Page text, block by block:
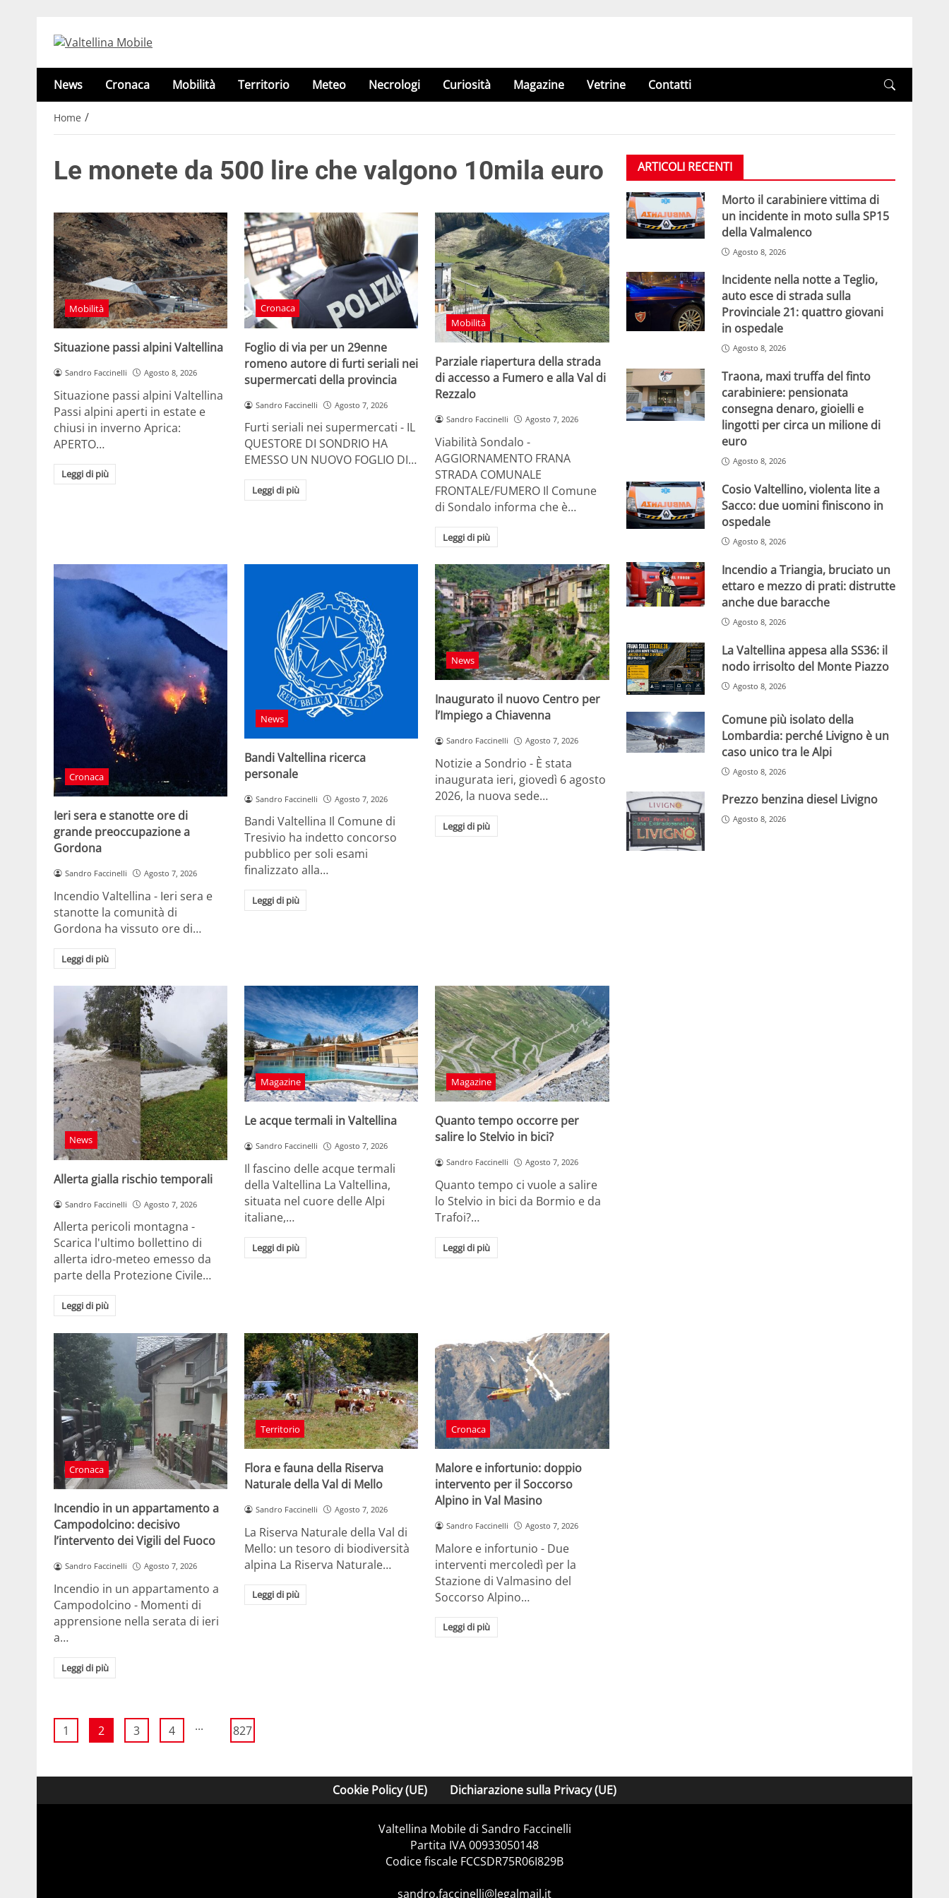
News Cronaca Mobilità Territorio Meteo Necrologi Curiosità Magazine Vetrine Contatti
Home /
Le monete da 500 lire che valgono 10mila euro
Mobilità
Situazione passi alpini Valtellina
Sandro Faccinelli Agosto 8, 2026
Situazione passi alpini Valtellina
Passi alpini aperti in estate e
chiusi in inverno Aprica:
APERTO…
Leggi di più
Cronaca
Foglio di via per un 29enne
romeno autore di furti seriali nei
supermercati della provincia
Sandro Faccinelli Agosto 7, 2026
Furti seriali nei supermercati - IL
QUESTORE DI SONDRIO HA
EMESSO UN NUOVO FOGLIO DI…
Leggi di più
Mobilità
Parziale riapertura della strada
di accesso a Fumero e alla Val di
Rezzalo
Sandro Faccinelli Agosto 7, 2026
Viabilità Sondalo -
AGGIORNAMENTO FRANA
STRADA COMUNALE
FRONTALE/FUMERO Il Comune
di Sondalo informa che è…
Leggi di più
Cronaca
Ieri sera e stanotte ore di
grande preoccupazione a
Gordona
Sandro Faccinelli Agosto 7, 2026
Incendio Valtellina - Ieri sera e
stanotte la comunità di
Gordona ha vissuto ore di…
Leggi di più
News
Bandi Valtellina ricerca
personale
Sandro Faccinelli Agosto 7, 2026
Bandi Valtellina Il Comune di
Tresivio ha indetto concorso
pubblico per soli esami
finalizzato alla…
Leggi di più
News
Inaugurato il nuovo Centro per
l’Impiego a Chiavenna
Sandro Faccinelli Agosto 7, 2026
Notizie a Sondrio - È stata
inaugurata ieri, giovedì 6 agosto
2026, la nuova sede…
Leggi di più
News
Allerta gialla rischio temporali
Sandro Faccinelli Agosto 7, 2026
Allerta pericoli montagna -
Scarica l'ultimo bollettino di
allerta idro-meteo emesso da
parte della Protezione Civile…
Leggi di più
Magazine
Le acque termali in Valtellina
Sandro Faccinelli Agosto 7, 2026
Il fascino delle acque termali
della Valtellina La Valtellina,
situata nel cuore delle Alpi
italiane,…
Leggi di più
Magazine
Quanto tempo occorre per
salire lo Stelvio in bici?
Sandro Faccinelli Agosto 7, 2026
Quanto tempo ci vuole a salire
lo Stelvio in bici da Bormio e da
Trafoi?…
Leggi di più
Cronaca
Incendio in un appartamento a
Campodolcino: decisivo
l’intervento dei Vigili del Fuoco
Sandro Faccinelli Agosto 7, 2026
Incendio in un appartamento a
Campodolcino - Momenti di
apprensione nella serata di ieri
a…
Leggi di più
Territorio
Flora e fauna della Riserva
Naturale della Val di Mello
Sandro Faccinelli Agosto 7, 2026
La Riserva Naturale della Val di
Mello: un tesoro di biodiversità
alpina La Riserva Naturale…
Leggi di più
Cronaca
Malore e infortunio: doppio
intervento per il Soccorso
Alpino in Val Masino
Sandro Faccinelli Agosto 7, 2026
Malore e infortunio - Due
interventi mercoledì per la
Stazione di Valmasino del
Soccorso Alpino…
Leggi di più
1 2 3 4 ... 827
ARTICOLI RECENTI
Morto il carabiniere vittima di
un incidente in moto sulla SP15
della Valmalenco
Agosto 8, 2026
Incidente nella notte a Teglio,
auto esce di strada sulla
Provinciale 21: quattro giovani
in ospedale
Agosto 8, 2026
Traona, maxi truffa del finto
carabiniere: pensionata
consegna denaro, gioielli e
lingotti per circa un milione di
euro
Agosto 8, 2026
Cosio Valtellino, violenta lite a
Sacco: due uomini finiscono in
ospedale
Agosto 8, 2026
Incendio a Triangia, bruciato un
ettaro e mezzo di prati: distrutte
anche due baracche
Agosto 8, 2026
La Valtellina appesa alla SS36: il
nodo irrisolto del Monte Piazzo
Agosto 8, 2026
Comune più isolato della
Lombardia: perché Livigno è un
caso unico tra le Alpi
Agosto 8, 2026
Prezzo benzina diesel Livigno
Agosto 8, 2026
Cookie Policy (UE) Dichiarazione sulla Privacy (UE)
Valtellina Mobile di Sandro Faccinelli
Partita IVA 00933050148
Codice fiscale FCCSDR75R06I829B
sandro.faccinelli@legalmail.it